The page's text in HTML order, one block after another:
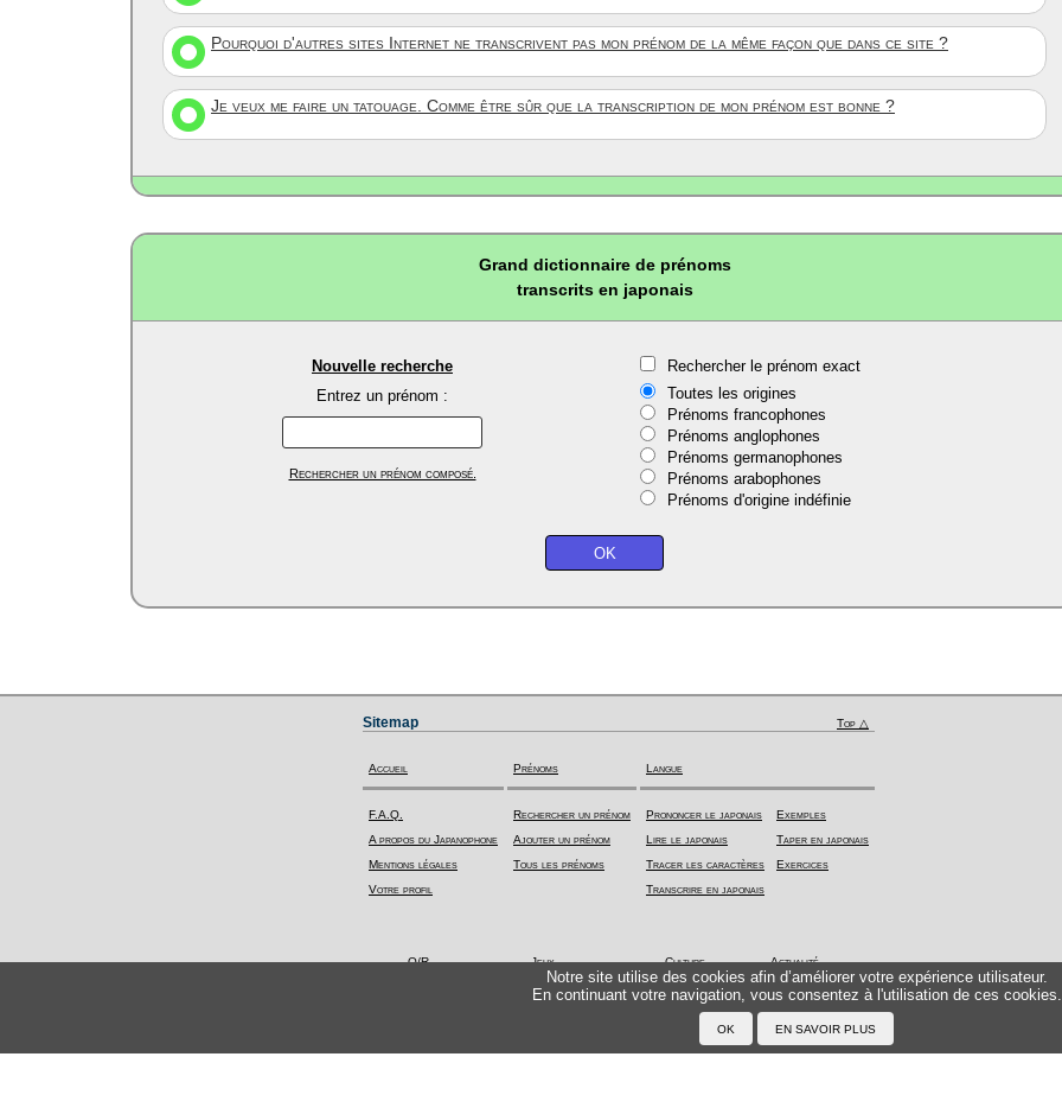
Pourquoi d'autres sites Internet ne transcrivent pas mon prénom de la même façon que dans ce site ?
Je veux me faire un tatouage. Comme être sûr que la transcription de mon prénom est bonne ?
Grand dictionnaire de prénoms
transcrits en japonais
Nouvelle recherche
Entrez un prénom :
Rechercher un prénom composé.
Rechercher le prénom exact
Toutes les origines
Prénoms francophones
Prénoms anglophones
Prénoms germanophones
Prénoms arabophones
Prénoms d'origine indéfinie
Notre site utilise des cookies afin d’améliorer votre expérience utilisateur.
En continuant votre navigation, vous consentez à l'utilisation de ces cookies.
Sitemap Top △
Accueil
F.A.Q.
A propos du Japanophone
Mentions légales
Votre profil
Prénoms
Rechercher un prénom
Ajouter un prénom
Tous les prénoms
Langue
Prononcer le japonais
Lire le japonais
Tracer les caractères
Transcrire en japonais
Exemples
Taper en japonais
Exercices
Q/R Jeux Culture
Calendrier
Système scolaire
Actualité